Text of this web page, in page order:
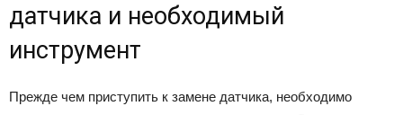
датчика и необходимый
инструмент
Прежде чем приступить к замене датчика, необходимо